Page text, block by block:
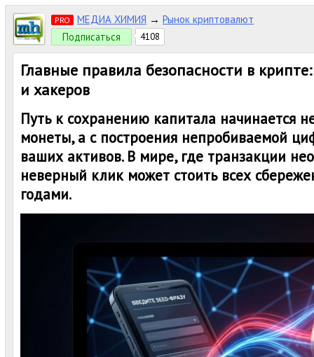
PRO МЕДИА ХИМИЯ → Рынок криптовалют
Подписаться
4108
Главные правила безопасности в
и хакеров
Путь к сохранению капитала начинается
монеты, а с построения непробиваемой
ваших активов. В мире, где транзакции
неверный клик может стоить всех
годами.